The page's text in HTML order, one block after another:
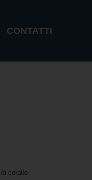
CONTATTI
corallo